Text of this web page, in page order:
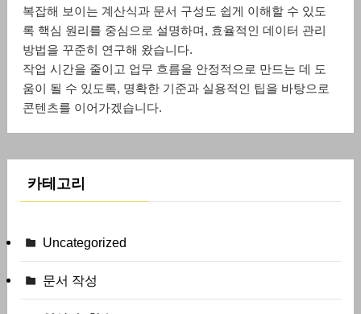
복잡해 보이는 계산식과 문서 구성도 쉽게 이해할 수 있도
록 핵심 원리를 중심으로 설명하며, 효율적인 데이터 관리
방법을 꾸준히 연구해 왔습니다.
작업 시간을 줄이고 업무 흐름을 안정적으로 만드는 데 도
움이 될 수 있도록, 명확한 기준과 실용적인 팁을 바탕으로
콘텐츠를 이어가겠습니다.
카테고리
Uncategorized
문서 작성